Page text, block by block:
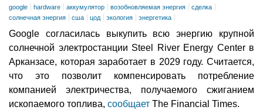
google hardware аккумулятор возобновляемая энергия
сделка
солнечная энергия
сша цод экология энергетика
Google согласилась выкупить всю энергию крупной
солнечной электростанции Steel River Energy Center в
Арканзасе, которая заработает в 2029 году. Считается,
что это позволит компенсировать потребление
компанией электричества, получаемого сжиганием
ископаемого топлива, сообщает The Financial Times.